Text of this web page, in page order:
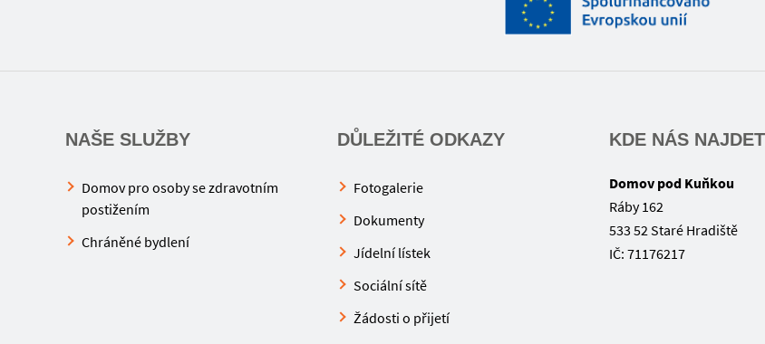
NAŠE SLUŽBY
Domov pro osoby se zdravotním
postižením
Chráněné bydlení
DŮLEŽITÉ ODKAZY
Fotogalerie
Dokumenty
Jídelní lístek
Sociální sítě
Žádosti o přijetí
KDE NÁS
Domov pod Kuňkou
Ráby 162
533 52 Staré Hradiště
IČ: 71176217